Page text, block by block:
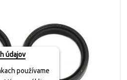
údajov
používame